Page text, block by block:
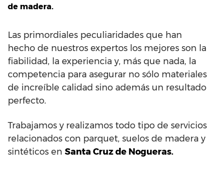
de madera.
Las primordiales peculiaridades que han
hecho de nuestros expertos los mejores son la
fiabilidad, la experiencia y, más que nada, la
competencia para asegurar no sólo materiales
de increíble calidad sino además un resultado
perfecto.
Trabajamos y realizamos todo tipo de servicios
relacionados con parquet, suelos de madera y
sintéticos en Santa Cruz de Nogueras.